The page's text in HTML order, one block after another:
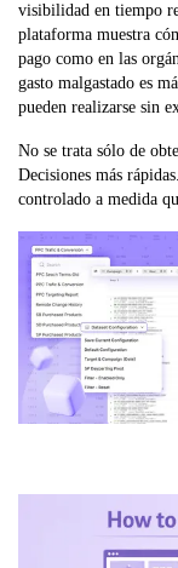
visibilidad en tiempo
plataforma muestra
pago como en las
gasto malgastado es
pueden realizarse sin
No se trata sólo de
Decisiones más
controlado a medida